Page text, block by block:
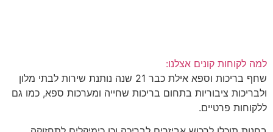
למה לקוחות קונים אצלנו:
שחף בריכות וספא אילת כבר 21 שנה נותנת שירות לבתי מלון
ולבריכות ציבוריות בתחום בריכות שחייה ומערכות ספא, כמו גם
ללקוחות פרטיים.